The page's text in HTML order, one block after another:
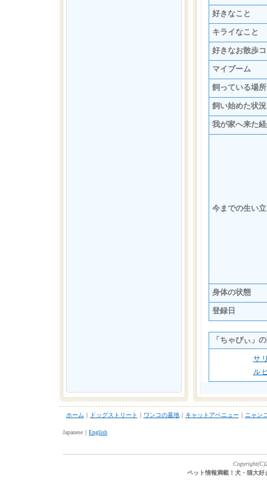
好きなこと
キライなこと
好きなお散歩
マイブーム
飼っている場所
飼い始めた状況
我が家へ来た
今までの生い
身体の状態
登録日
「ちゃぴぃ」
サ
ル
ホーム ｜ ドッグストリート ｜ ワンコの墓地｜ キャットアベニュー ｜ ニャン
Japanese｜ English
ペット情報満載！犬・猫大